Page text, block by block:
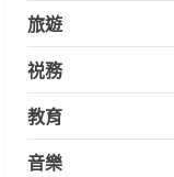
旅遊
祱務
教育
音樂